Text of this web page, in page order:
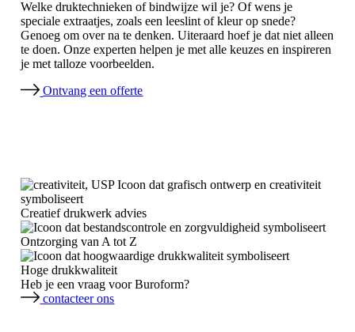
Welke druktechnieken of bindwijze wil je? Of wens je
speciale extraatjes, zoals een leeslint of kleur op snede?
Genoeg om over na te denken. Uiteraard hoef je dat niet alleen
te doen. Onze experten helpen je met alle keuzes en inspireren
je met talloze voorbeelden.
Ontvang een offerte
Creatief drukwerk advies
Ontzorging van A tot Z
Hoge drukkwaliteit
Heb je een vraag voor Buroform?
contacteer ons